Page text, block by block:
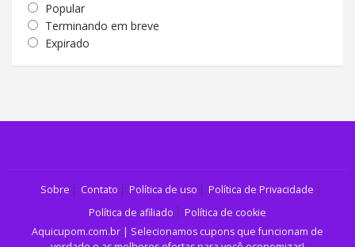
Popular
Terminando em breve
Expirado
Sobre Contato Política de uso
Política de Privacidade
Política de afiliado
Política de cookie
Aquicupom.com.br | Selecionamos cupons que funcionam de